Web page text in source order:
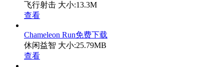
飞行射击 大小:13.3M
查看
Chameleon Run免费下载
休闲益智 大小:25.79MB
查看